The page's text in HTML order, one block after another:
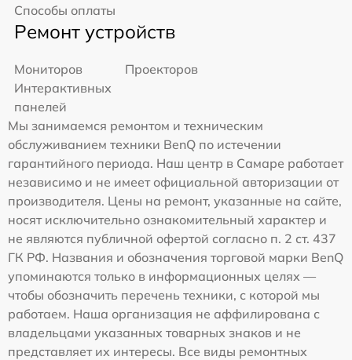
Способы оплаты
Ремонт устройств
Мониторов
Проекторов
Интерактивных
панелей
Мы занимаемся ремонтом и техническим
обслуживанием техники BenQ по истечении
гарантийного периода. Наш центр в Самаре работает
независимо и не имеет официальной авторизации от
производителя. Цены на ремонт, указанные на сайте,
носят исключительно ознакомительный характер и
не являются публичной офертой согласно п. 2 ст. 437
ГК РФ. Названия и обозначения торговой марки BenQ
упоминаются только в информационных целях —
чтобы обозначить перечень техники, с которой мы
работаем. Наша организация не аффилирована с
владельцами указанных товарных знаков и не
представляет их интересы. Все виды ремонтных